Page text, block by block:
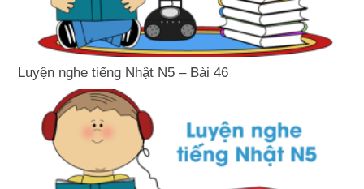
Luyện nghe tiếng Nhật N5 – Bài 46